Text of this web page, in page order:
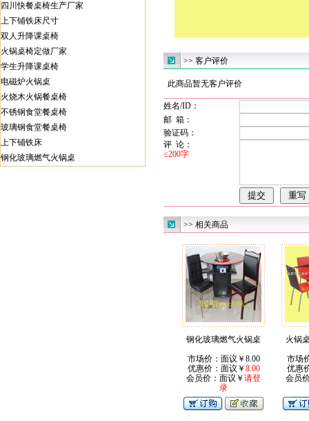
四川快餐桌椅生产厂家
上下铺铁床尺寸
双人升降课桌椅
火锅桌椅定做厂家
学生升降课桌椅
电磁炉火锅桌
火烧木火锅餐桌椅
不锈钢食堂餐桌椅
玻璃钢食堂餐桌椅
上下铺铁床
钢化玻璃燃气火锅桌
>> 客户评价
此商品暂无客户评价
姓名/ID：
邮 箱：
验证码：
评 论：
≤200字
>> 相关商品
钢化玻璃燃气火锅桌
市场价：面议￥8.00
优惠价：面议￥ 8.00
会员价：面议￥ 请登
录
火锅
市场
优惠
会员